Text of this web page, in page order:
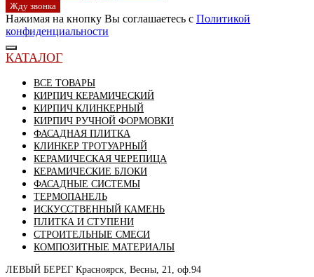
Жду звонка
Нажимая на кнопку Вы соглашаетесь с Политикой
конфиденциальности
КАТАЛОГ
ВСЕ ТОВАРЫ
КИРПИЧ КЕРАМИЧЕСКИЙ
КИРПИЧ КЛИНКЕРНЫЙ
КИРПИЧ РУЧНОЙ ФОРМОВКИ
ФАСАДНАЯ ПЛИТКА
КЛИНКЕР ТРОТУАРНЫЙ
КЕРАМИЧЕСКАЯ ЧЕРЕПИЦА
КЕРАМИЧЕСКИЕ БЛОКИ
ФАСАДНЫЕ СИСТЕМЫ
ТЕРМОПАНЕЛЬ
ИСКУССТВЕННЫЙ КАМЕНЬ
ПЛИТКА И СТУПЕНИ
СТРОИТЕЛЬНЫЕ СМЕСИ
КОМПОЗИТНЫЕ МАТЕРИАЛЫ
ЛЕВЫЙ БЕРЕГ Красноярск, Весны, 21, оф.94